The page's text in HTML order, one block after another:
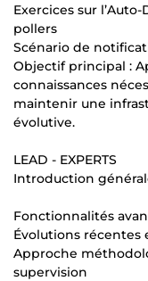
Exercices sur
pollers
Scénario de
Objectif principal :
connaissances
maintenir une
évolutive.
LEAD - EXPERTS
Introduction
Fonctionnalités
Évolutions récentes
Approche
supervision